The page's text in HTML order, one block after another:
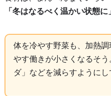
「冬はなるべく温かい状態
体を冷やす野菜も、加熱
やす働きが小さくなるそ
ダ」などを減らすようにし